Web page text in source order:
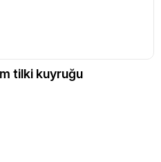
tilki kuyruğu